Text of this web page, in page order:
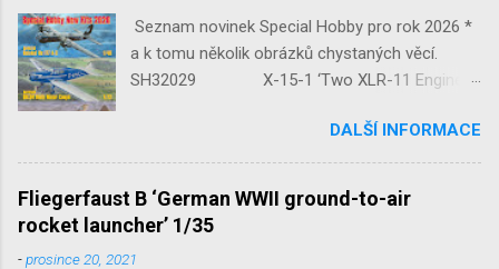
Seznam novinek Special Hobby pro rok 2026 *
a k tomu několik obrázků chystaných věcí.
SH32029 X-15-1 ‘Two XLR-11 Engines’
‘Guardians of Sion’ 1/32 SH32092
JB-2 Loon ‘US Version of V-1 Missile’
1/32 1/32 SH48052 Seafire
Mk.III 1/48 reissue SH48160
Baltimore Mk.I 1/48 ...
DALŠÍ INFORMACE
Fliegerfaust B ‘German WWII ground-to-air
rocket launcher’ 1/35
-prosince 20, 2021